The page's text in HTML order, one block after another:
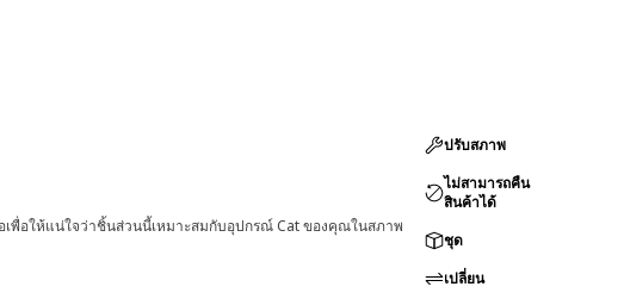
พื่อให้แน่ใจว่าชิ้นส่วนนี้เหมาะสมกับอุปกรณ์ Cat ของคุณในสภาพ
ปรับสภาพ
ไม่สามารถคืน
สินค้าได้
ชุด
เปลี่ยน